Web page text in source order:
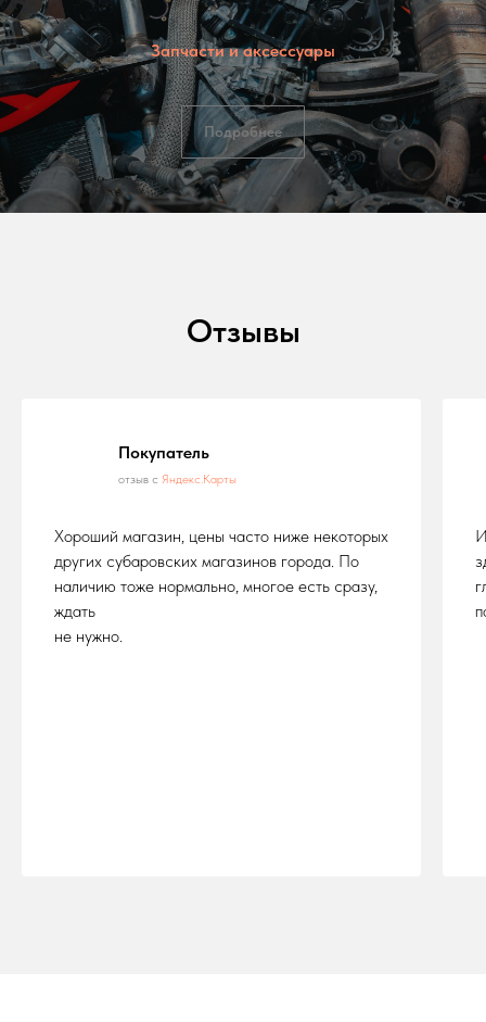
Запчасти и аксессуары
Подробнее
Отзывы
Покупатель
отзыв с Яндекс.Карты
Хороший магазин, цены часто ниже некоторых
других субаровских магазинов города. По
наличию тоже нормально, многое есть сразу,
ждать
не нужно.